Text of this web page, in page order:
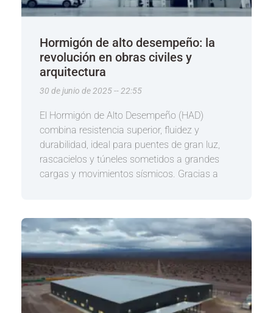
Hormigón de alto desempeño: la
revolución en obras civiles y
arquitectura
30 de junio de 2025 22:55
El Hormigón de Alto Desempeño (HAD)
combina resistencia superior, fluidez y
durabilidad, ideal para puentes de gran luz,
rascacielos y túneles sometidos a grandes
cargas y movimientos sísmicos. Gracias a